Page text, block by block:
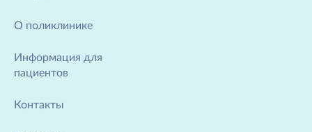
О поликлинике
Информация для
пациентов
Контакты